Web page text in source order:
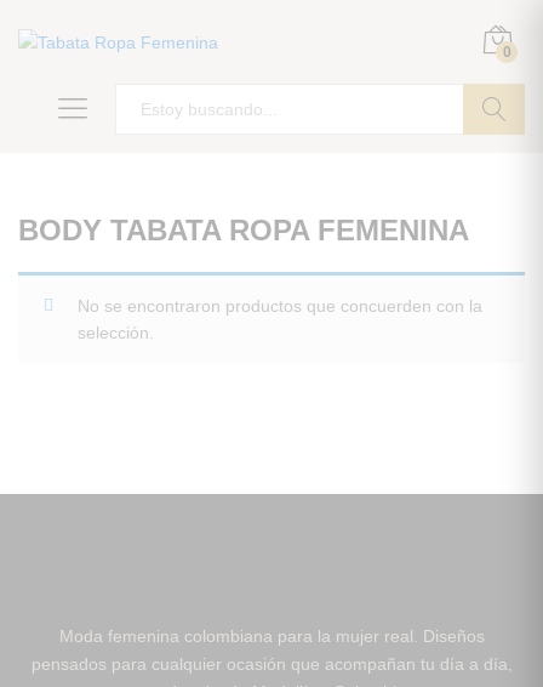
0
BODY TABATA ROPA FEMENINA
No se encontraron productos que concuerden con la
selección.
Moda femenina colombiana para la mujer real. Diseños
pensados para cualquier ocasión que acompañan tu día a día,